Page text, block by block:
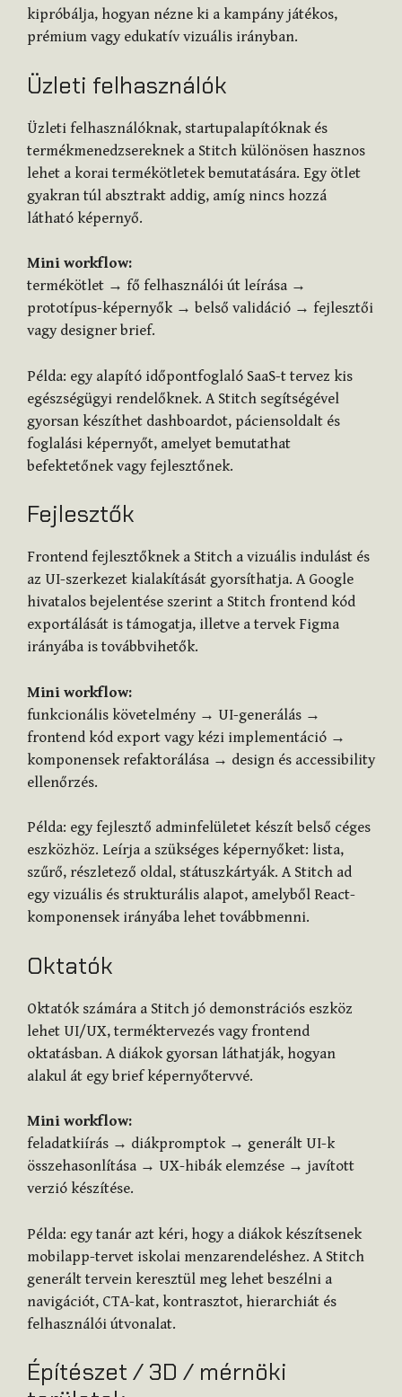
kipróbálja, hogyan nézne ki a kampány játékos,
prémium vagy edukatív vizuális irányban.
Üzleti felhasználók
Üzleti felhasználóknak, startupalapítóknak és
termékmenedzsereknek a Stitch különösen hasznos
lehet a korai termékötletek bemutatására. Egy ötlet
gyakran túl absztrakt addig, amíg nincs hozzá
látható képernyő.
Mini workflow:
termékötlet → fő felhasználói út leírása →
prototípus-képernyők → belső validáció → fejlesztői
vagy designer brief.
Példa: egy alapító időpontfoglaló SaaS-t tervez kis
egészségügyi rendelőknek. A Stitch segítségével
gyorsan készíthet dashboardot, páciensoldalt és
foglalási képernyőt, amelyet bemutathat
befektetőnek vagy fejlesztőnek.
Fejlesztők
Frontend fejlesztőknek a Stitch a vizuális indulást és
az UI-szerkezet kialakítását gyorsíthatja. A Google
hivatalos bejelentése szerint a Stitch frontend kód
exportálását is támogatja, illetve a tervek Figma
irányába is továbbvihetők.
Mini workflow:
funkcionális követelmény → UI-generálás →
frontend kód export vagy kézi implementáció →
komponensek refaktorálása → design és accessibility
ellenőrzés.
Példa: egy fejlesztő adminfelületet készít belső céges
eszközhöz. Leírja a szükséges képernyőket: lista,
szűrő, részletező oldal, státuszkártyák. A Stitch ad
egy vizuális és strukturális alapot, amelyből React-
komponensek irányába lehet továbbmenni.
Oktatók
Oktatók számára a Stitch jó demonstrációs eszköz
lehet UI/UX, terméktervezés vagy frontend
oktatásban. A diákok gyorsan láthatják, hogyan
alakul át egy brief képernyőtervvé.
Mini workflow:
feladatkiírás → diákpromptok → generált UI-k
összehasonlítása → UX-hibák elemzése → javított
verzió készítése.
Példa: egy tanár azt kéri, hogy a diákok készítsenek
mobilapp-tervet iskolai menzarendeléshez. A Stitch
generált tervein keresztül meg lehet beszélni a
navigációt, CTA-kat, kontrasztot, hierarchiát és
felhasználói útvonalat.
Építészet / 3D / mérnöki